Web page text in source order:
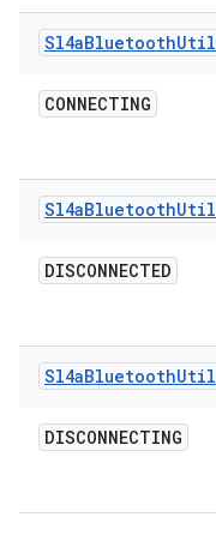
Sl4aBluetoothUtil
CONNECTING
Sl4aBluetoothUtil
DISCONNECTED
Sl4aBluetoothUtil
DISCONNECTING